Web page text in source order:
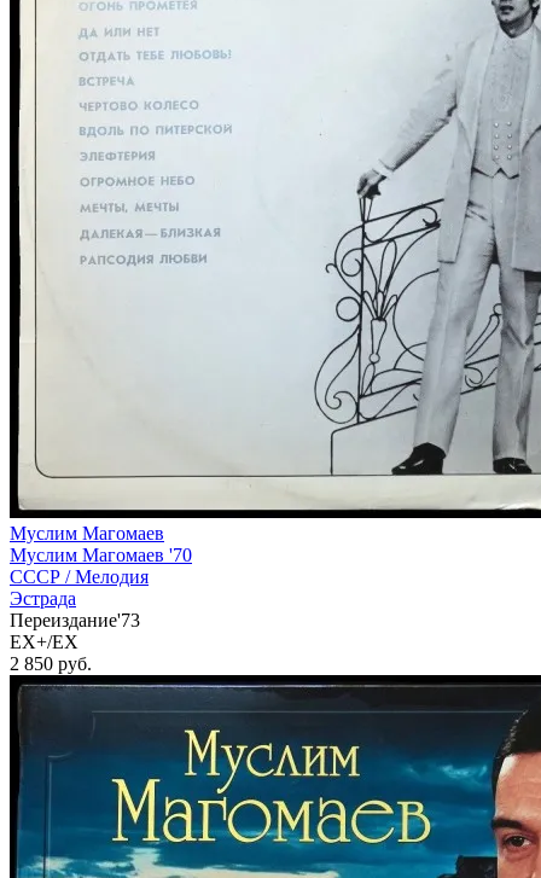
Муслим Магомаев
Муслим Магомаев '70
СССР /Мелодия
Эстрада
Переиздание'73
EX+/EX
2 850 руб.